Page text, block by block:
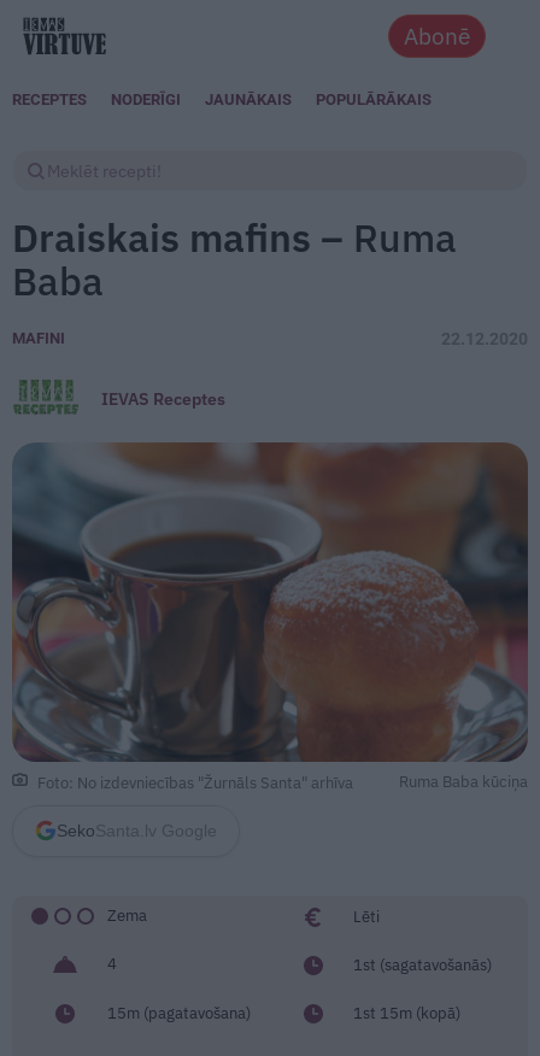
Abonē
RECEPTES NODERĪGI JAUNĀKAIS POPULĀRĀKAIS
Draiskais mafins – Ruma
Baba
MAFINI 22.12.2020
IEVAS Receptes
Foto: No izdevniecības "Žurnāls Santa" arhīva Ruma Baba kūciņa
Seko Santa.lv Google
Zema Lēti
4 1st (sagatavošanās)
15m (pagatavošana) 1st 15m (kopā)